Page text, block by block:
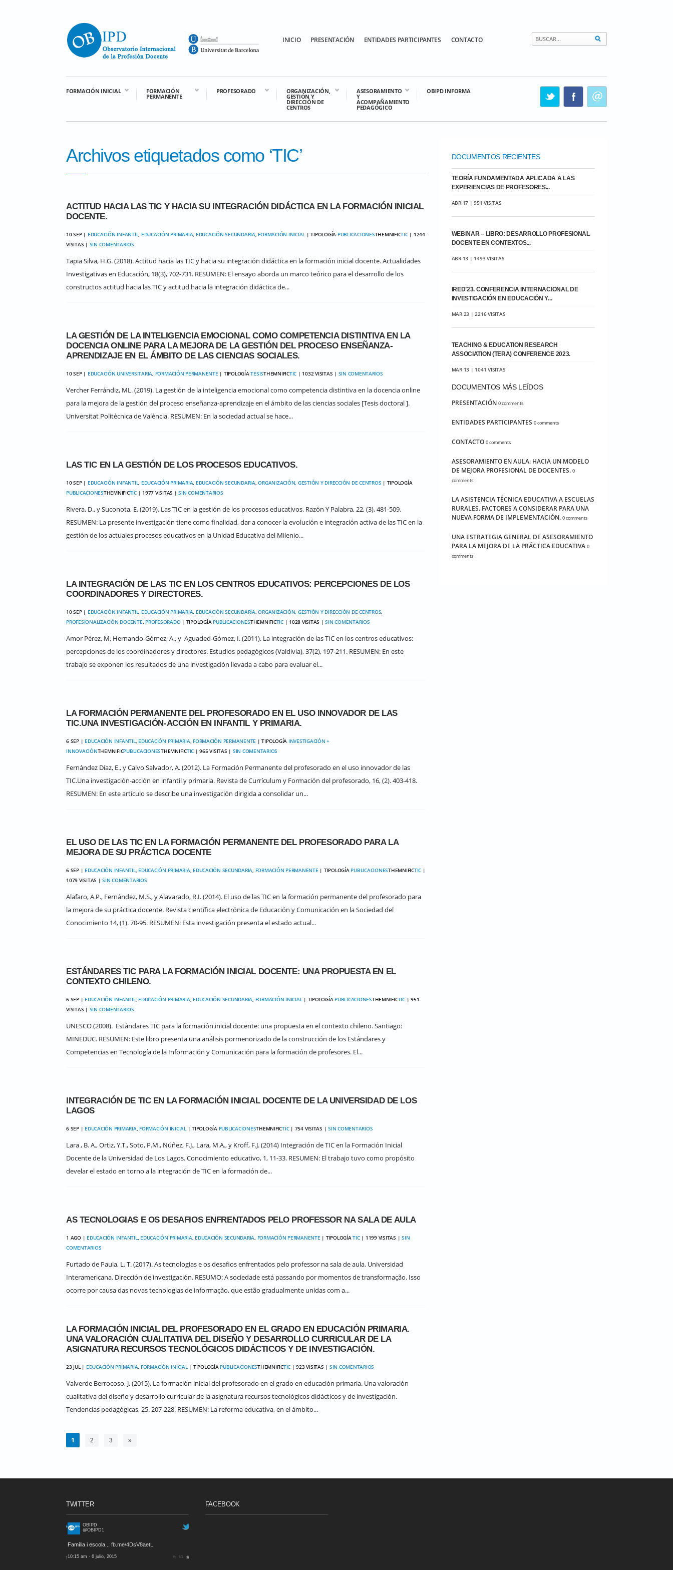
INICIO PRESENTACIÓN ENTIDADES PARTICIPANTES CONTACTO
FORMACIÓN INICIAL FORMACIÓN
PERMANENTE
PROFESORADO ORGANIZACIÓN,
GESTIÓN Y
DIRECCIÓN DE
CENTROS
ASESORAMIENTO
Y
ACOMPAÑAMIENTO
PEDAGÓGICO
OBIPD INFORMA
Archivos etiquetados como ‘TIC’
ACTITUD HACIA LAS TIC Y HACIA SU INTEGRACIÓN DIDÁCTICA EN LA FORMACIÓN INICIAL
DOCENTE.
10 SEP | EDUCACIÓN INFANTIL, EDUCACIÓN PRIMARIA, EDUCACIÓN SECUNDARIA, FORMACIÓN INICIAL| TIPOLOGÍA PUBLICACIONESTHEMNIFICTIC| 1244
VISITAS | SIN COMENTARIOS
Tapia Silva, H.G. (2018). Actitud hacia las TIC y hacia su integración didáctica en la formación inicial docente. Actualidades
Investigativas en Educación, 18(3), 702-731. RESUMEN: El ensayo aborda un marco teórico para el desarrollo de los
constructos actitud hacia las TIC y actitud hacia la integración didáctica de...
LA GESTIÓN DE LA INTELIGENCIA EMOCIONAL COMO COMPETENCIA DISTINTIVA EN LA
DOCENCIA ONLINE PARA LA MEJORA DE LA GESTIÓN DEL PROCESO ENSEÑANZA-
APRENDIZAJE EN EL ÁMBITO DE LAS CIENCIAS SOCIALES.
10 SEP | EDUCACIÓN UNIVERSITARIA, FORMACIÓN PERMANENTE | TIPOLOGÍATESISTHEMNIFICTIC | 1032 VISITAS | SIN COMENTARIOS
Vercher Ferrándiz, ML. (2019). La gestión de la inteligencia emocional como competencia distintiva en la docencia online
para la mejora de la gestión del proceso enseñanza-aprendizaje en el ámbito de las ciencias sociales [Tesis doctoral ].
Universitat Politècnica de València. RESUMEN: En la sociedad actual se hace...
LAS TIC EN LA GESTIÓN DE LOS PROCESOS EDUCATIVOS.
10 SEP | EDUCACIÓN INFANTIL, EDUCACIÓN PRIMARIA, EDUCACIÓN SECUNDARIA,ORGANIZACIÓN, GESTIÓN Y DIRECCIÓN DE CENTROS | TIPOLOGÍA
PUBLICACIONESTHEMNIFICTIC| 1977 VISITAS |SIN COMENTARIOS
Rivera, D., y Suconota, E. (2019). Las TIC en la gestión de los procesos educativos. Razón Y Palabra, 22, (3), 481-509.
RESUMEN: La presente investigación tiene como finalidad, dar a conocer la evolución e integración activa de las TIC en la
gestión de los actuales procesos educativos en la Unidad Educativa del Milenio...
LA INTEGRACIÓN DE LAS TIC EN LOS CENTROS EDUCATIVOS: PERCEPCIONES DE LOS
COORDINADORES Y DIRECTORES.
10 SEP | EDUCACIÓN INFANTIL, EDUCACIÓN PRIMARIA, EDUCACIÓN SECUNDARIA,ORGANIZACIÓN, GESTIÓN Y DIRECCIÓN DE CENTROS,
PROFESIONALIZACIÓN DOCENTE, PROFESORADO| TIPOLOGÍA PUBLICACIONESTHEMNIFICTIC| 1028 VISITAS |SIN COMENTARIOS
Amor Pérez, M, Hernando-Gómez, A., y Aguaded-Gómez, I. (2011). La integración de las TIC en los centros educativos:
percepciones de los coordinadores y directores. Estudios pedagógicos (Valdivia), 37(2), 197-211. RESUMEN: En este
trabajo se exponen los resultados de una investigación llevada a cabo para evaluar el...
LA FORMACIÓN PERMANENTE DEL PROFESORADO EN EL USO INNOVADOR DE LAS
TIC.UNA INVESTIGACIÓN-ACCIÓN EN INFANTIL Y PRIMARIA.
6 SEP | EDUCACIÓN INFANTIL, EDUCACIÓN PRIMARIA, FORMACIÓN PERMANENTE | TIPOLOGÍA INVESTIGACIÓN +
INNOVACIÓNTHEMNIFICPUBLICACIONESTHEMNIFICTIC | 965 VISITAS | SIN COMENTARIOS
Fernández Díaz, E., y Calvo Salvador, A. (2012). La Formación Permanente del profesorado en el uso innovador de las
TIC.Una investigación-acción en infantil y primaria. Revista de Currículum y Formación del profesorado, 16, (2). 403-418.
RESUMEN: En este artículo se describe una investigación dirigida a consolidar un...
EL USO DE LAS TIC EN LA FORMACIÓN PERMANENTE DEL PROFESORADO PARA LA
MEJORA DE SU PRÁCTICA DOCENTE
6 SEP | EDUCACIÓN INFANTIL, EDUCACIÓN PRIMARIA, EDUCACIÓN SECUNDARIA, FORMACIÓN PERMANENTE | TIPOLOGÍA PUBLICACIONESTHEMNIFICTIC |
1079 VISITAS |SIN COMENTARIOS
Alafaro, A.P., Fernández, M.S., y Alavarado, R.I. (2014). El uso de las TIC en la formación permanente del profesorado para
la mejora de su práctica docente. Revista científica electrónica de Educación y Comunicación en la Sociedad del
Conocimiento 14, (1). 70-95. RESUMEN: Esta investigación presenta el estado actual...
ESTÁNDARES TIC PARA LA FORMACIÓN INICIAL DOCENTE: UNA PROPUESTA EN EL
CONTEXTO CHILENO.
6 SEP | EDUCACIÓN INFANTIL, EDUCACIÓN PRIMARIA, EDUCACIÓN SECUNDARIA, FORMACIÓN INICIAL| TIPOLOGÍA PUBLICACIONESTHEMNIFICTIC| 951
VISITAS | SIN COMENTARIOS
UNESCO (2008). Estándares TIC para la formación inicial docente: una propuesta en el contexto chileno. Santiago:
MINEDUC. RESUMEN: Este libro presenta una análisis pormenorizado de la construcción de los Estándares y
Competencias en Tecnología de la Información y Comunicación para la formación de profesores. El...
INTEGRACIÓN DE TIC EN LA FORMACIÓN INICIAL DOCENTE DE LA UNIVERSIDAD DE LOS
LAGOS
6 SEP | EDUCACIÓN PRIMARIA, FORMACIÓN INICIAL| TIPOLOGÍA PUBLICACIONESTHEMNIFICTIC| 754 VISITAS | SIN COMENTARIOS
Lara , B. A., Ortiz, Y.T., Soto, P.M., Núñez, F.J., Lara, M.A., y Kroff, F.J. (2014) Integración de TIC en la Formación Inicial
Docente de la Universidad de Los Lagos. Conocimiento educativo, 1, 11-33. RESUMEN: El trabajo tuvo como propósito
develar el estado en torno a la integración de TIC en la formación de...
AS TECNOLOGIAS E OS DESAFIOS ENFRENTADOS PELO PROFESSOR NA SALA DE AULA
1 AGO | EDUCACIÓN INFANTIL, EDUCACIÓN PRIMARIA, EDUCACIÓN SECUNDARIA, FORMACIÓN PERMANENTE | TIPOLOGÍATIC| 1199 VISITAS | SIN
COMENTARIOS
Furtado de Paula, L. T. (2017). As tecnologias e os desafios enfrentados pelo professor na sala de aula. Universidad
Interamericana. Dirección de investigación. RESUMO: A sociedade está passando por momentos de transformação. Isso
ocorre por causa das novas tecnologias de informação, que estão gradualmente unidas com a...
LA FORMACIÓN INICIAL DEL PROFESORADO EN EL GRADO EN EDUCACIÓN PRIMARIA.
UNA VALORACIÓN CUALITATIVA DEL DISEÑO Y DESARROLLO CURRICULAR DE LA
ASIGNATURA RECURSOS TECNOLÓGICOS DIDÁCTICOS Y DE INVESTIGACIÓN.
23 JUL | EDUCACIÓN PRIMARIA, FORMACIÓN INICIAL| TIPOLOGÍA PUBLICACIONESTHEMNIFICTIC | 923 VISITAS | SIN COMENTARIOS
Valverde Berrocoso, J. (2015). La formación inicial del profesorado en el grado en educación primaria. Una valoración
cualitativa del diseño y desarrollo curricular de la asignatura recursos tecnológicos didácticos y de investigación.
Tendencias pedagógicas, 25. 207-228. RESUMEN: La reforma educativa, en el ámbito...
1 2 3 »
DOCUMENTOS RECIENTES
TEORÍA FUNDAMENTADA APLICADA A LAS
EXPERIENCIAS DE PROFESORES...
ABR 17 | 951 VISITAS
WEBINAR – LIBRO: DESARROLLO PROFESIONAL
DOCENTE EN CONTEXTOS...
ABR 13 | 1493 VISITAS
IRED’23. CONFERENCIA INTERNACIONAL DE
INVESTIGACIÓN EN EDUCACIÓN Y...
MAR 23 | 2216 VISITAS
TEACHING & EDUCATION RESEARCH
ASSOCIATION (TERA) CONFERENCE 2023.
MAR 13 | 1041 VISITAS
DOCUMENTOS MÁS LEÍDOS
PRESENTACIÓN 0 comments
ENTIDADES PARTICIPANTES 0 comments
CONTACTO 0 comments
ASESORAMIENTO EN AULA: HACIA UN MODELO
DE MEJORA PROFESIONAL DE DOCENTES. 0
comments
LA ASISTENCIA TÉCNICA EDUCATIVA A ESCUELAS
RURALES. FACTORES A CONSIDERAR PARA UNA
NUEVA FORMA DE IMPLEMENTACIÓN. 0 comments
UNA ESTRATEGIA GENERAL DE ASESORAMIENTO
PARA LA MEJORA DE LA PRÁCTICA EDUCATIVA 0
comments
TWITTER
OBIPD
@OBIPD1
Família i escola... fb.me/4DsV8aetL
10:15 am · 6 julio, 2015
FACEBOOK